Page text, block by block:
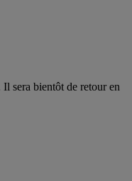
sera bientôt de retour en